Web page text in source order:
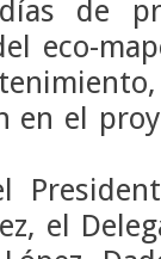
de
eco-
en el
el